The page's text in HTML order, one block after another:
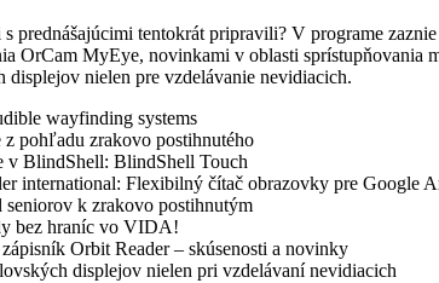
prednášajúcimi tentokrát pripravili? V programe
OrCam MyEye, novinkami v oblasti sprístupňovania
nielen pre vzdelávanie nevidiacich.
wayfinding systems
pohľadu zrakovo postihnutého
v BlindShell: BlindShell Touch
international: Flexibilný čítač obrazovky pre Google
k zrakovo postihnutým
bez hraníc vo VIDA!
Orbit Reader – skúsenosti a novinky
displejov nielen pri vzdelávaní nevidiacich